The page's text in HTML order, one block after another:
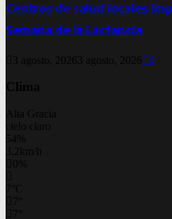
Centros de salud locales
Semana de la Lactancia
3 agosto, 2026 3 agosto, 2026 0
Clima
Alta Gracia
cielo claro
54%
3.2km/h
0%
7 C
7
7